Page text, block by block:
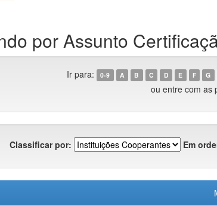
por Assunto
Ir para: 0-9 A B C D E F G
ou entre com as
Classificar por: Em